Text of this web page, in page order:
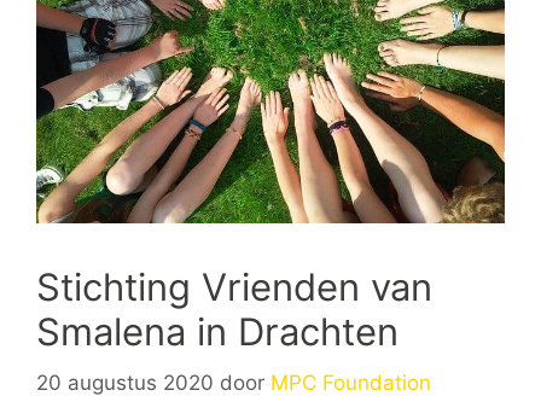
Stichting Vrienden van
Smalena in Drachten
20 augustus 2020 door MPC Foundation